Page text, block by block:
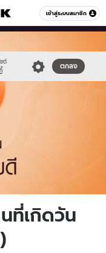
เข้าสู่ระบบสมาชิก
หมวดอื่นๆ
ซต์
ตกลง
ที่เกิดวัน